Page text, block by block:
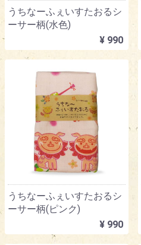
うちなーふぇいすたおるシ
ーサー柄(水色)
¥ 990
うちなーふぇいすたおるシ
ーサー柄(ピンク)
¥ 990